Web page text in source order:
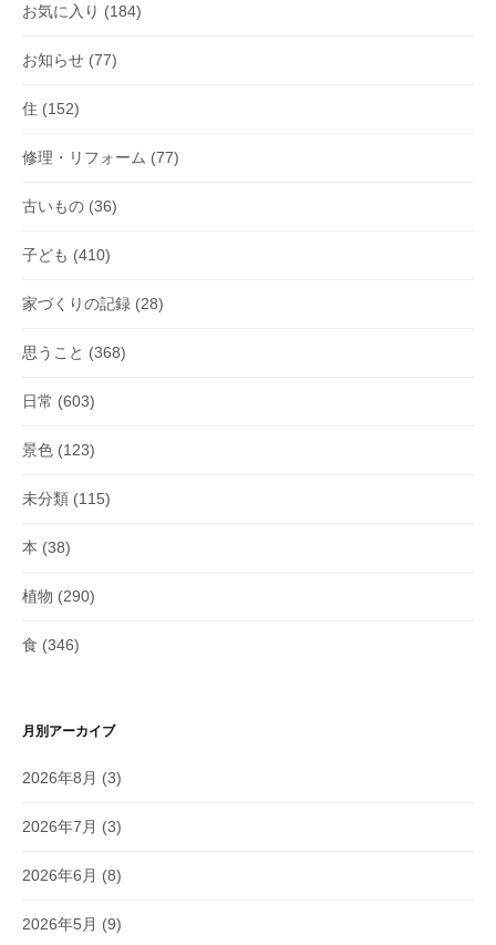
お気に入り (184)
お知らせ (77)
住 (152)
修理・リフォーム (77)
古いもの (36)
子ども (410)
家づくりの記録 (28)
思うこと (368)
日常 (603)
景色 (123)
未分類 (115)
本 (38)
植物 (290)
食 (346)
月別アーカイブ
2026年8月 (3)
2026年7月 (3)
2026年6月 (8)
2026年5月 (9)